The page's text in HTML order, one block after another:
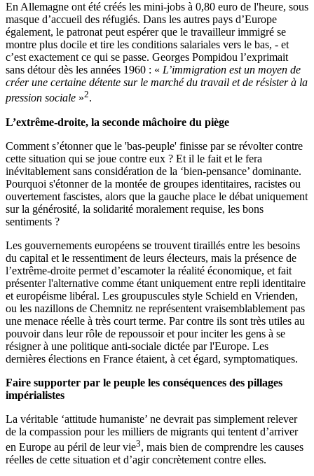
En Allemagne ont été créés les mini-jobs à 0,80 euro de l'heure, sous
masque d’accueil des réfugiés. Dans les autres pays d’Europe
également, le patronat peut espérer que le travailleur immigré se
montre plus docile et tire les conditions salariales vers le bas, - et
c’est exactement ce qui se passe. Georges Pompidou l’exprimait
sans détour dès les années 1960 : « L’immigration est un moyen de
créer une certaine détente sur le marché du travail et de résister à la
pression sociale »2.
L’extrême-droite, la seconde mâchoire du piège
Comment s’étonner que le 'bas-peuple' finisse par se révolter contre
cette situation qui se joue contre eux ? Et il le fait et le fera
inévitablement sans considération de la ‘bien-pensance’ dominante.
Pourquoi s'étonner de la montée de groupes identitaires, racistes ou
ouvertement fascistes, alors que la gauche place le débat uniquement
sur la générosité, la solidarité moralement requise, les bons
sentiments ?
Les gouvernements européens se trouvent tiraillés entre les besoins
du capital et le ressentiment de leurs électeurs, mais la présence de
l’extrême-droite permet d’escamoter la réalité économique, et fait
présenter l'alternative comme étant uniquement entre repli identitaire
et européisme libéral. Les groupuscules style Schield en Vrienden,
ou les nazillons de Chemnitz ne représentent vraisemblablement pas
une menace réelle à très court terme. Par contre ils sont très utiles au
pouvoir dans leur rôle de repoussoir et pour inciter les gens à se
résigner à une politique anti-sociale dictée par l'Europe. Les
dernières élections en France étaient, à cet égard, symptomatiques.
Faire supporter par le peuple les conséquences des pillages
impérialistes
La véritable ‘attitude humaniste’ ne devrait pas simplement relever
de la compassion pour les milliers de migrants qui tentent d’arriver
en Europe au péril de leur vie3, mais bien de comprendre les causes
réelles de cette situation et d’agir concrètement contre elles.